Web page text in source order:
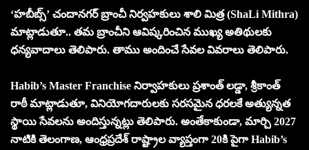
‘హబీబ్స్’ చందానగర్‌ బ్రాంచీ నిర్వ‌హ‌కులు శాలి మిత్ర (ShaLi Mithra)
మాట్లాడుతూ.. త‌మ బ్రాంచీని ఆవిష్క‌రించిన‌ ముఖ్య అతిథుల‌కు
ధ‌న్య‌వాదాలు తెలిపారు. తాము అందించే సేవ‌ల వివ‌రాలు తెలిపారు.
Habib’s Master Franchise నిర్వాహకులు ప్రశాంత్ లడ్డా, శ్రీకాంత్
రాఠీ మాట్లాడుతూ, వినియోగదారులకు స‌ర‌స‌మైన ధరలకే అత్యున్నత
స్థాయి సేవలను అందిస్తున్నట్లు తెలిపారు. అంతేకాకుండా, మార్చి 2027
నాటికి తెలంగాణ, ఆంధ్రప్రదేశ్ రాష్ట్రాల వ్యాప్తంగా 20కి పైగా Habib’s